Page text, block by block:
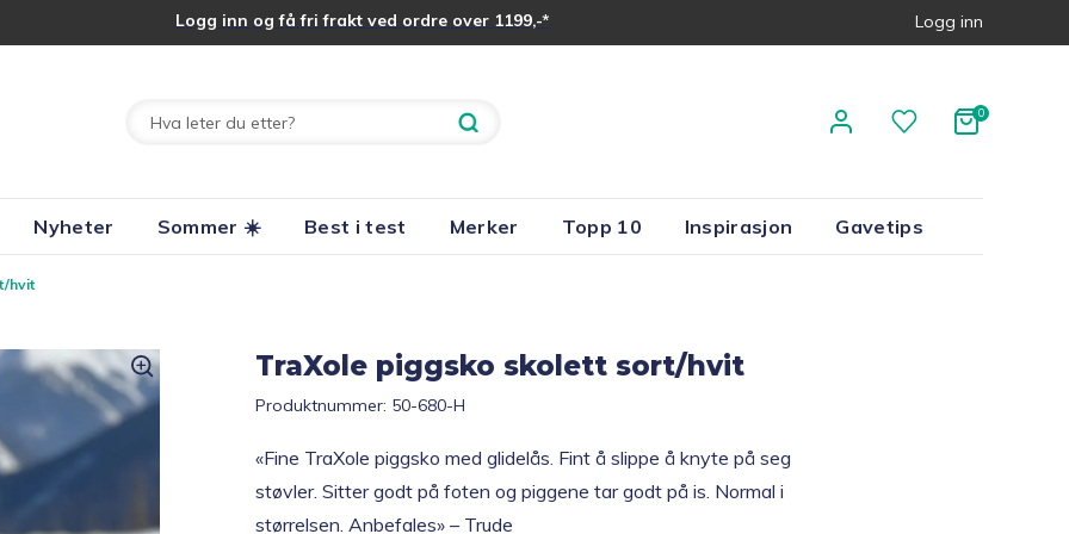
Logg inn og få fri frakt ved ordre over 1199,-*
Logg inn
Nyheter Sommer ☀️ Best i test Merker Topp 10 Inspirasjon Gavetips
hvit
TraXole piggsko skolett sort/hvit
Produktnummer: 50-680-H
«Fine TraXole piggsko med glidelås. Fint å slippe å knyte på seg
støvler. Sitter godt på foten og piggene tar godt på is. Normal i
størrelsen. Anbefales» – Trude